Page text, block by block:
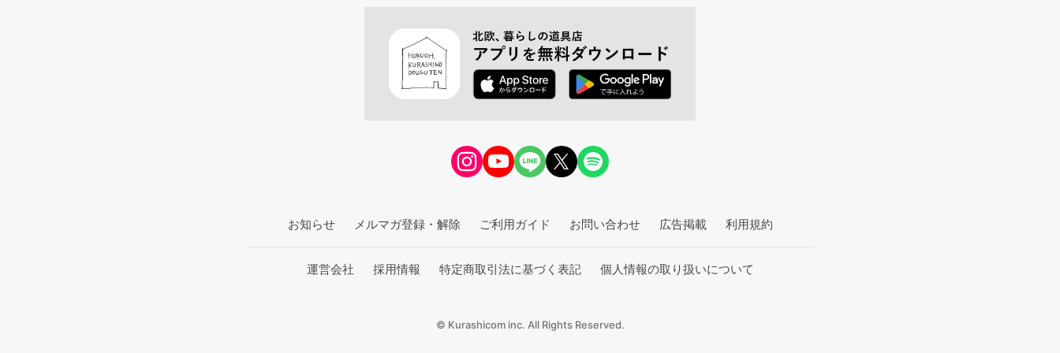
お知らせ メルマガ登録・解除 ご利用ガイド お問い合わせ 広告掲載 利用規約
運営会社 採用情報 特定商取引法に基づく表記 個人情報の取り扱いについて
© Kurashicom inc. All Rights Reserved.